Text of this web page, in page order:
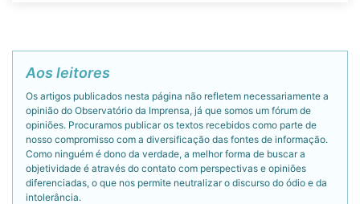
Aos leitores
Os artigos publicados nesta página não refletem necessariamente a
opinião do Observatório da Imprensa, já que somos um fórum de
opiniões. Procuramos publicar os textos recebidos como parte de
nosso compromisso com a diversificação das fontes de informação.
Como ninguém é dono da verdade, a melhor forma de buscar a
objetividade é através do contato com perspectivas e opiniões
diferenciadas, o que nos permite neutralizar o discurso do ódio e da
intolerância.